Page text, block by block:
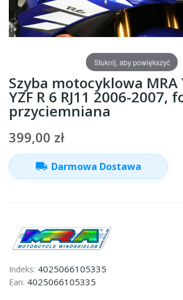
Stuknij, aby powiększyć
Szyba motocyklowa MRA
YZF R 6 RJ11 2006-2007,
przyciemniana
399,00 zł
local_shipping Darmowa Dostawa
Indeks: 4025066105335
Ean: 4025066105335